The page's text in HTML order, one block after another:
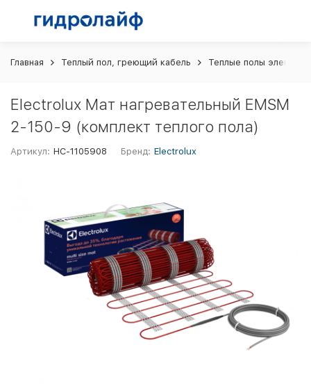
Главная Теплый пол, греющий кабель Теплые полы
Electrolux Мат нагревательный EMSM
2-150-9 (комплект теплого пола)
Артикул: НС-1105908 Бренд: Electrolux